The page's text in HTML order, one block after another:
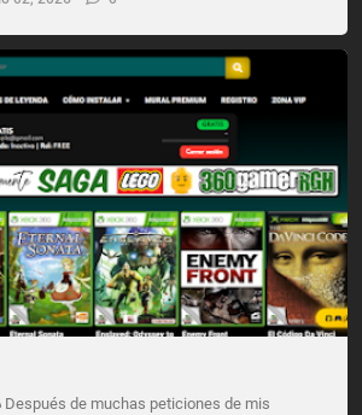
Después de muchas peticiones de mis